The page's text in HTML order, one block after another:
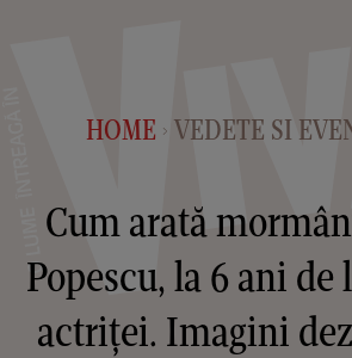
HOME > VEDETE SI
Cum arată
Popescu, la 6 ani de
actriței. Imagini